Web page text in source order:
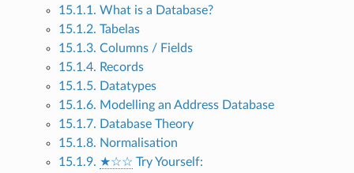
15.1.1. What is a Database?
15.1.2. Tabelas
15.1.3. Columns / Fields
15.1.4. Records
15.1.5. Datatypes
15.1.6. Modelling an Address Database
15.1.7. Database Theory
15.1.8. Normalisation
15.1.9. ★☆☆ Try Yourself: